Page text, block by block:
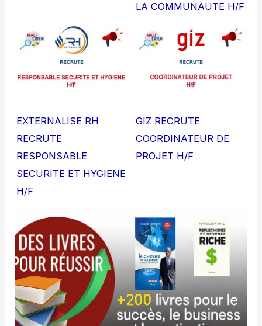
LA COMMUNAUTE H/F
EXTERNALISE RH
RECRUTE
RESPONSABLE
SECURITE ET HYGIENE
H/F
GIZ RECRUTE
COORDINATEUR DE
PROJET H/F